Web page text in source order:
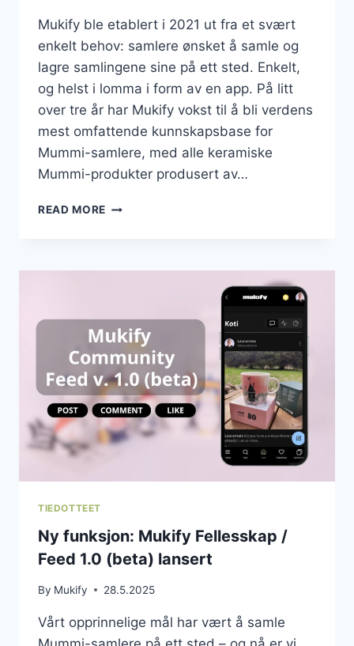
Mukify ble etablert i 2021 ut fra et svært
enkelt behov: samlere ønsket å samle og
lagre samlingene sine på ett sted. Enkelt,
og helst i lomma i form av en app. På litt
over tre år har Mukify vokst til å bli verdens
mest omfattende kunnskapsbase for
Mummi-samlere, med alle keramiske
Mummi-produkter produsert av…
READ MORE EN
–
MUKIFYS
GRATISBRUK
TIEDOTTEET
Ny funksjon: Mukify Fellesskap /
Feed 1.0 (beta) lansert
By Mukify 28.5.2025
Vårt opprinnelige mål har vært å samle